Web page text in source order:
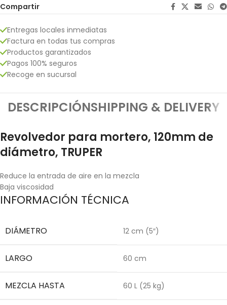
Compartir
Entregas locales inmediatas
Factura en todas tus compras
Productos garantizados
Pagos 100% seguros
Recoge en sucursal
DESCRIPCIÓNSHIPPING & DELIVERY
Revolvedor para mortero, 120mm de
diámetro, TRUPER
Reduce la entrada de aire en la mezcla
Baja viscosidad
INFORMACIÓN TÉCNICA
DIÁMETRO 12 cm (5″)
LARGO 60 cm
MEZCLA HASTA 60 L (25 kg)